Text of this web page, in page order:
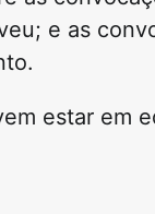
e as
estar em